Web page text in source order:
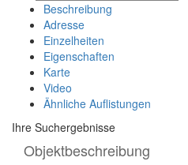
Beschreibung
Adresse
Einzelheiten
Eigenschaften
Karte
Video
Ähnliche Auflistungen
Ihre Suchergebnisse
Objektbeschreibung